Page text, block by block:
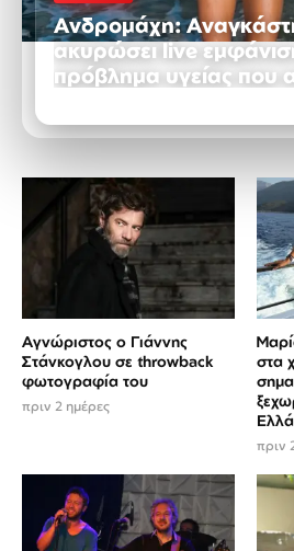
Ανδρομάχη:
ακυρώσει live
πρόβλημα υγείας που
Αγνώριστος ο Γιάννης
Στάνκογλου σε throwback
φωτογραφία του
πριν 2 ημέρες
στα
πριν